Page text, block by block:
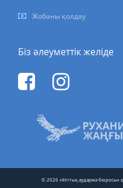
Жобаны қолдау
Біз әлеуметтік желіде
© 2026 «Ұлттық аударма бюросы»